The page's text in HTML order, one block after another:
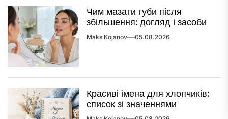
Чим мазати губи після
збільшення: догляд і засоби
Maks Kojanov 05.08.2026
Красиві імена для хлопчиків:
список зі значеннями